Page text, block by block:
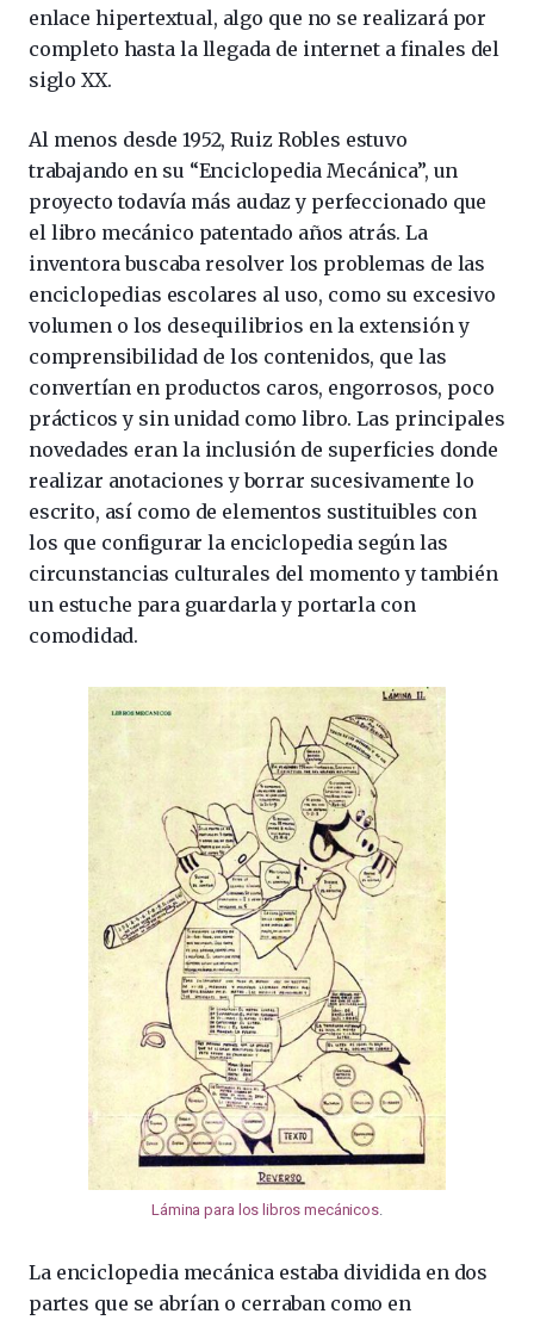
enlace hipertextual, algo que no se realizará por
completo hasta la llegada de internet a finales del
siglo XX.
Al menos desde 1952, Ruiz Robles estuvo
trabajando en su “Enciclopedia Mecánica”, un
proyecto todavía más audaz y perfeccionado que
el libro mecánico patentado años atrás. La
inventora buscaba resolver los problemas de las
enciclopedias escolares al uso, como su excesivo
volumen o los desequilibrios en la extensión y
comprensibilidad de los contenidos, que las
convertían en productos caros, engorrosos, poco
prácticos y sin unidad como libro. Las principales
novedades eran la inclusión de superficies donde
realizar anotaciones y borrar sucesivamente lo
escrito, así como de elementos sustituibles con
los que configurar la enciclopedia según las
circunstancias culturales del momento y también
un estuche para guardarla y portarla con
comodidad.
Lámina para los libros mecánicos.
La enciclopedia mecánica estaba dividida en dos
partes que se abrían o cerraban como en